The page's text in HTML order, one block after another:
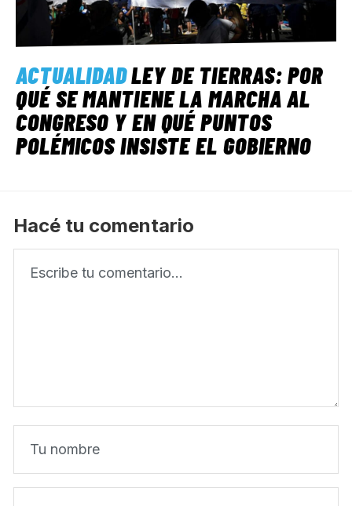
ACTUALIDADLEY DE TIERRAS: POR
QUÉ SE MANTIENE LA MARCHA AL
CONGRESO Y EN QUÉ PUNTOS
POLÉMICOS INSISTE EL GOBIERNO
Hacé tu comentario